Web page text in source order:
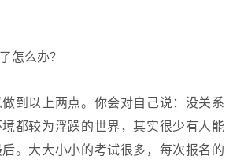
怎么办？
到以上两点。你会对自己说：没关系
都较为浮躁的世界，其实很少有人能
。大大小小的考试很多，每次报名的